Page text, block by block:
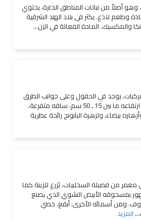
وهو أصلاً من نباتات المناطق الحارة، يحتوي
وطعم لاذع. يكثر في بلاد الهند الشرقية
والمكسيك. المادة الفعالة في الزن...
يوجد في الحقول وعلى جوانب الطرق
بالمناطق الحارة، ويتراوح ارتفاعه ما بين 15 ـ 50 سم، ساقه متفرعة،
بيضاء، ولزهرة البابونج رائحة عطرية
من فصيلة السحلبيات، يُزرع للزينة كما
بمسحوقه الأبيض النشوي الذي يصنع
ومن أسمائه الأخرى: أبقع، خصي
المزيد